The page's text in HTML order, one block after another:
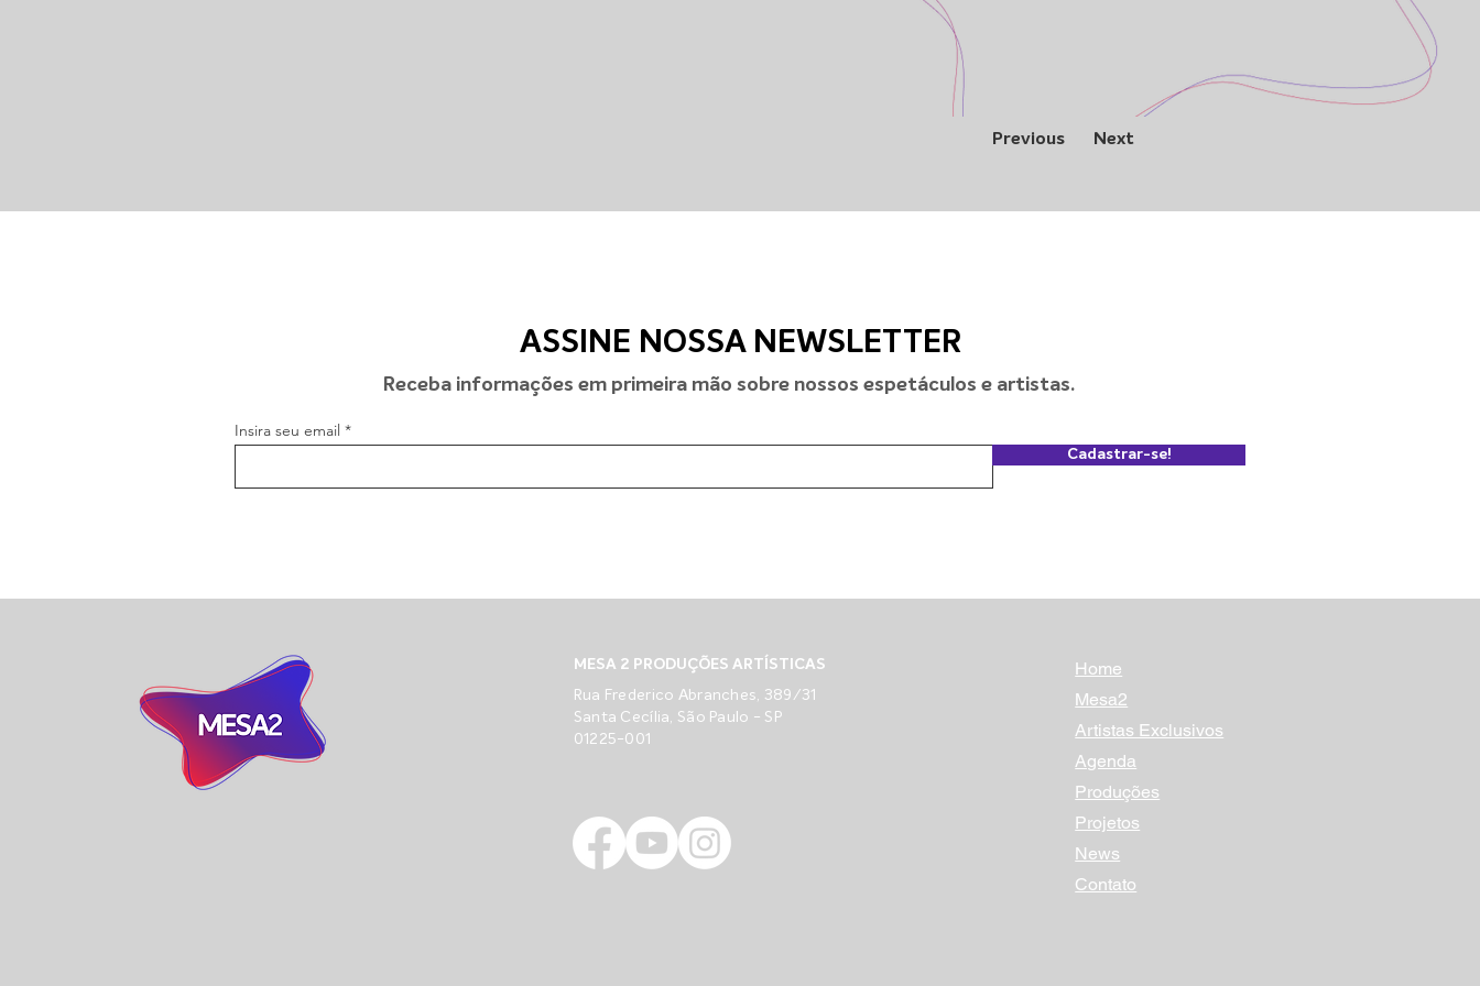
Previous Next
ASSINE NOSSA NEWSLETTER
Receba informações em primeira mão sobre nossos espetáculos e artistas.
Insira seu email
Cadastrar-se!
MESA 2 PRODUÇÕES ARTÍSTICAS
Rua Frederico Abranches, 389/31
Santa Cecília, São Paulo - SP
01225-001
Home
Mesa2
Artistas Exclusivos
Agenda
Produções
Projetos
News
Contato